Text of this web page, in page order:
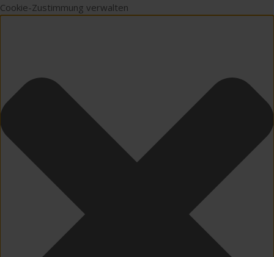
Cookie-Zustimmung verwalten